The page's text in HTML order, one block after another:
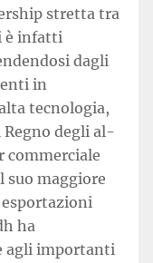
stretta tra
è infatti
dagli
in
tecnologia,
degli al-
commerciale
suo maggiore
ha
agli importanti